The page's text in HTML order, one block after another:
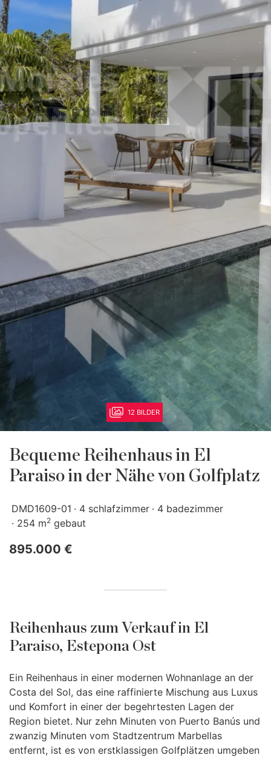
12 BILDER
Bequeme Reihenhaus in El
Paraiso in der Nähe von Golfplatz
DMD1609-01 4 schlafzimmer
4 badezimmer
254 m2 gebaut
895.000 €
Reihenhaus zum Verkauf in El
Paraiso, Estepona Ost
Ein Reihenhaus in einer modernen Wohnanlage an der
Costa del Sol, das eine raffinierte Mischung aus Luxus
und Komfort in einer der begehrtesten Lagen der
Region bietet. Nur zehn Minuten von Puerto Banús und
zwanzig Minuten vom Stadtzentrum Marbellas
entfernt, ist es von erstklassigen Golfplätzen umgeben